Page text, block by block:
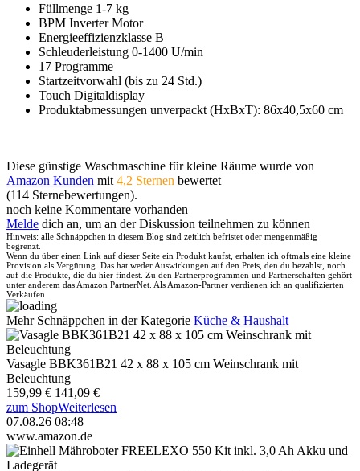
Füllmenge 1-7 kg
BPM Inverter Motor
Energieeffizienzklasse B
Schleuderleistung 0-1400 U/min
17 Programme
Startzeitvorwahl (bis zu 24 Std.)
Touch Digitaldisplay
Produktabmessungen unverpackt (HxBxT): 86x40,5x60 cm
Diese günstige Waschmaschine für kleine Räume wurde von
Amazon Kunden mit 4,2 Sternen bewertet
(114 Sternebewertungen).
noch keine Kommentare vorhanden
Melde dich an, um an der Diskussion teilnehmen zu können
Hinweis: alle Schnäppchen in diesem Blog sind zeitlich befristet oder mengenmäßig
begrenzt.
Wenn du über einen Link auf dieser Seite ein Produkt kaufst, erhalten ich oftmals eine kleine
Provision als Vergütung. Das hat weder Auswirkungen auf den Preis, den du bezahlst, noch
auf die Produkte, die du hier findest. Zu den Partnerprogrammen und Partnerschaften gehört
unter anderem das Amazon PartnerNet. Als Amazon-Partner verdienen ich an qualifizierten
Verkäufen.
Mehr Schnäppchen in der Kategorie Küche & Haushalt
Vasagle BBK361B21 42 x 88 x 105 cm Weinschrank mit
Beleuchtung
159,99 € 141,09 €
zum ShopWeiterlesen
07.08.26 08:48
www.amazon.de